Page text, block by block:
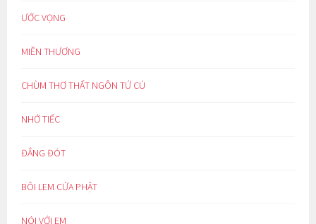
ƯỚC VỌNG
MIỀN THƯƠNG
CHÙM THƠ THẤT NGÔN TỨ CÚ
NHỚ TIẾC
ĐẮNG ĐÓT
BÔI LEM CỬA PHẬT
NÓI VỚI EM